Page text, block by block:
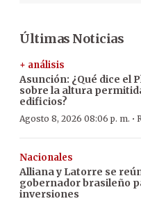
Últimas Noticias
+ análisis
Asunción: ¿Qué dice el
sobre la altura
edificios?
Agosto 8, 2026 08:06 p. m. ·
Nacionales
Alliana y Latorre se
gobernador brasileño
inversiones